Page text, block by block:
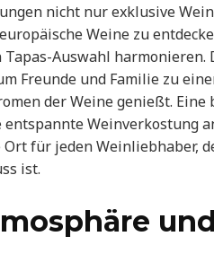
nicht nur exklusive
Weine zu
Auswahl
Freunde und Familie zu
der Weine genießt.
Weinverkostung
für jeden Weinliebhaber,
ist.